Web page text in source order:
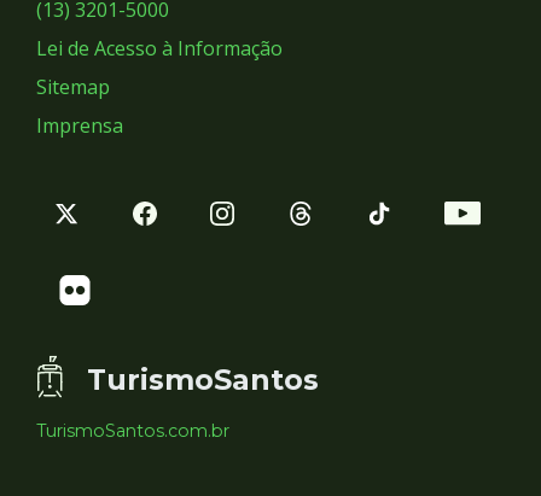
(13) 3201-5000
Lei de Acesso à Informação
Sitemap
Imprensa
TurismoSantos
TurismoSantos.com.br